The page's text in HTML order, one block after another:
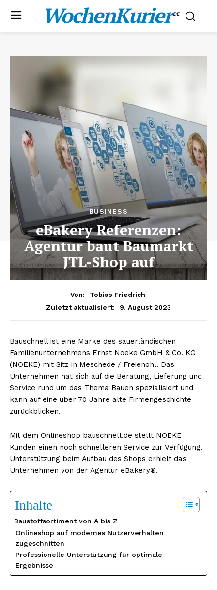
WochenKurier.DE
BUSINESS
eBakery Referenzen:
Agentur baut Baumarkt
JTL-Shop auf
Von:
Tobias Friedrich
Zuletzt aktualisiert:
9. August 2023
Bauschnell ist eine Marke des sauerländischen
Familienunternehmens Ernst Noeke GmbH & Co. KG
(NOEKE) mit Sitz in Meschede / Freienohl. Das
Unternehmen hat sich auf die Beratung, Lieferung und
Service rund um das Thema Bauen spezialisiert und
kann auf eine über 70 Jahre alte Firmengeschichte
zurückblicken.
Mit dem Onlineshop bauschnell.de stellt NOEKE
Kunden einen noch schnelleren Service zur Verfügung.
Unterstützung beim Aufbau des Shops erhielt das
Unternehmen von der Agentur eBakery®.
Inhalte
Baustoffsortiment von A bis Z
Onlineshop auf modernes Nutzerverhalten
zugeschnitten
Professionelle Unterstützung für optimale
Ergebnisse